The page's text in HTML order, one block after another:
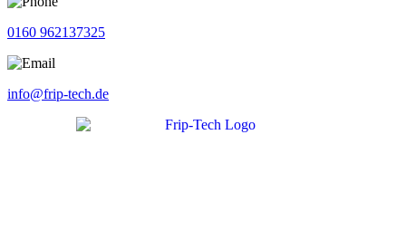
0160 962137325
info@frip-tech.de